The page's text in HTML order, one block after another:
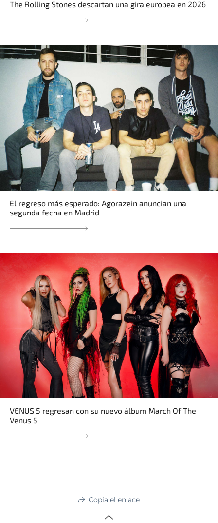
The Rolling Stones descartan una gira europea en 2026
El regreso más esperado: Agorazein anuncian una
segunda fecha en Madrid
VENUS 5 regresan con su nuevo álbum March Of The
Venus 5
Copia el enlace